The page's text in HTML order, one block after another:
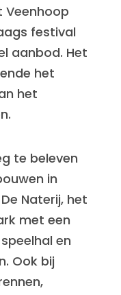
Veenhoop
festival
aanbod. Het
het
het
te beleven
in
Naterij, het
met een
en
Ook bij